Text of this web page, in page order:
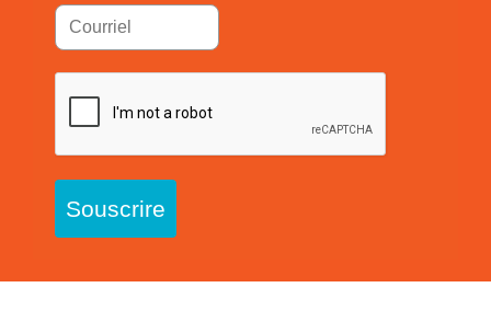
Souscrire